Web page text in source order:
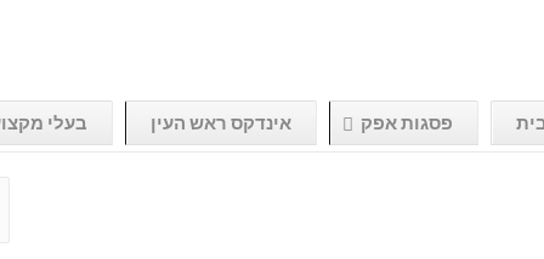
פסגות אפק אינדקס ראש העין בעלי